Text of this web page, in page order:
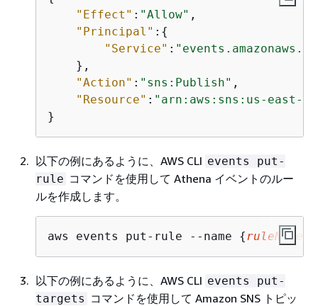
"Effect" : "Allow" ,
"Principal" : {
"Service" :
    },
"Action" : "sns:Publish" ,
"Resource" : "arn:aws:sns:us-east-
}
以下の例にあるように、AWS CLI events put-
rule コマンドを使用して Athena イベントのルー
ルを作成します。
aws events put-rule --name { ruleName
以下の例にあるように、AWS CLI events put-
targets コマンドを使用して Amazon SNS トピッ